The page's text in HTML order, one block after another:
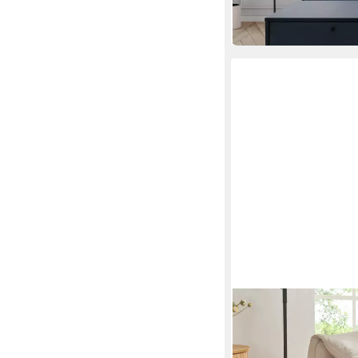
in 7-9 Werktagen bei dir
EN.CASA
Couchtisch
100 x 40 x 50 cm B/H/T
69,99 € UVP94,99 €